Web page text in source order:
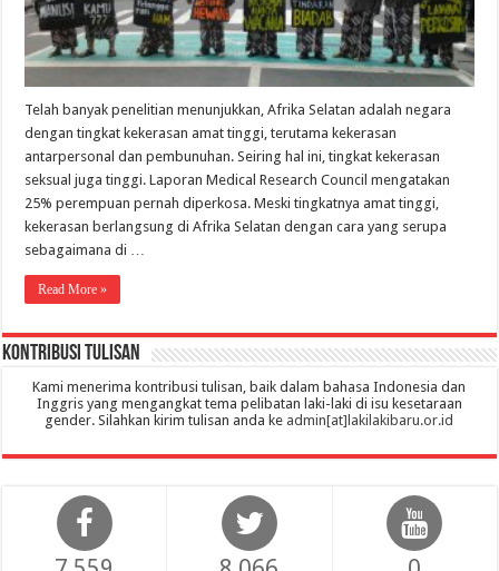
Telah banyak penelitian menunjukkan, Afrika Selatan adalah negara
dengan tingkat kekerasan amat tinggi, terutama kekerasan
antarpersonal dan pembunuhan. Seiring hal ini, tingkat kekerasan
seksual juga tinggi. Laporan Medical Research Council mengatakan
25% perempuan pernah diperkosa. Meski tingkatnya amat tinggi,
kekerasan berlangsung di Afrika Selatan dengan cara yang serupa
sebagaimana di …
Read More »
Kontribusi Tulisan
Kami menerima kontribusi tulisan, baik dalam bahasa Indonesia dan
Inggris yang mengangkat tema pelibatan laki-laki di isu kesetaraan
gender. Silahkan kirim tulisan anda ke admin[at]lakilakibaru.or.id